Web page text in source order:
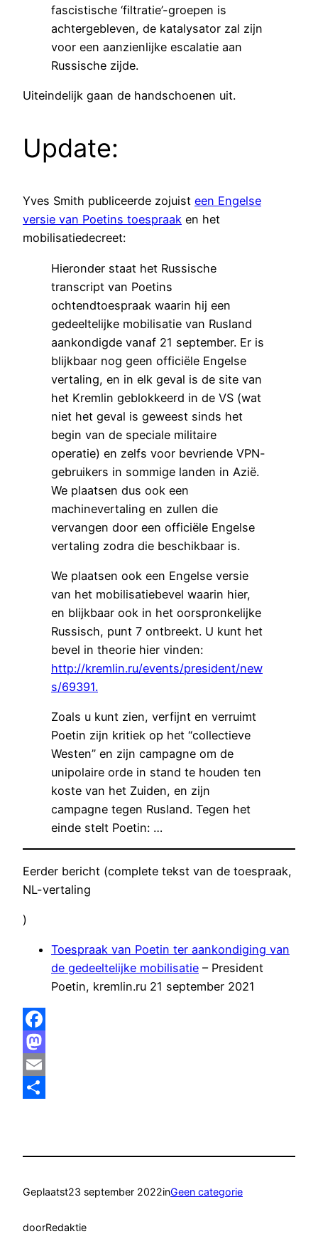
fascistische ‘filtratie’-groepen is
achtergebleven, de katalysator zal zijn
voor een aanzienlijke escalatie aan
Russische zijde.
Uiteindelijk gaan de handschoenen uit.
Update:
Yves Smith publiceerde zojuist een Engelse
versie van Poetins toespraak en het
mobilisatiedecreet:
Hieronder staat het Russische
transcript van Poetins
ochtendtoespraak waarin hij een
gedeeltelijke mobilisatie van Rusland
aankondigde vanaf 21 september. Er is
blijkbaar nog geen officiële Engelse
vertaling, en in elk geval is de site van
het Kremlin geblokkeerd in de VS (wat
niet het geval is geweest sinds het
begin van de speciale militaire
operatie) en zelfs voor bevriende VPN-
gebruikers in sommige landen in Azië.
We plaatsen dus ook een
machinevertaling en zullen die
vervangen door een officiële Engelse
vertaling zodra die beschikbaar is.
We plaatsen ook een Engelse versie
van het mobilisatiebevel waarin hier,
en blijkbaar ook in het oorspronkelijke
Russisch, punt 7 ontbreekt. U kunt het
bevel in theorie hier vinden:
http://kremlin.ru/events/president/new
s/69391.
Zoals u kunt zien, verfijnt en verruimt
Poetin zijn kritiek op het “collectieve
Westen” en zijn campagne om de
unipolaire orde in stand te houden ten
koste van het Zuiden, en zijn
campagne tegen Rusland. Tegen het
einde stelt Poetin: …
Eerder bericht (complete tekst van de toespraak,
NL-vertaling
)
Toespraak van Poetin ter aankondiging van
de gedeeltelijke mobilisatie – President
Poetin, kremlin.ru 21 september 2021
Facebook
Mastodon
Email
Geplaatst23 september 2022inGeen categorie
doorRedaktie